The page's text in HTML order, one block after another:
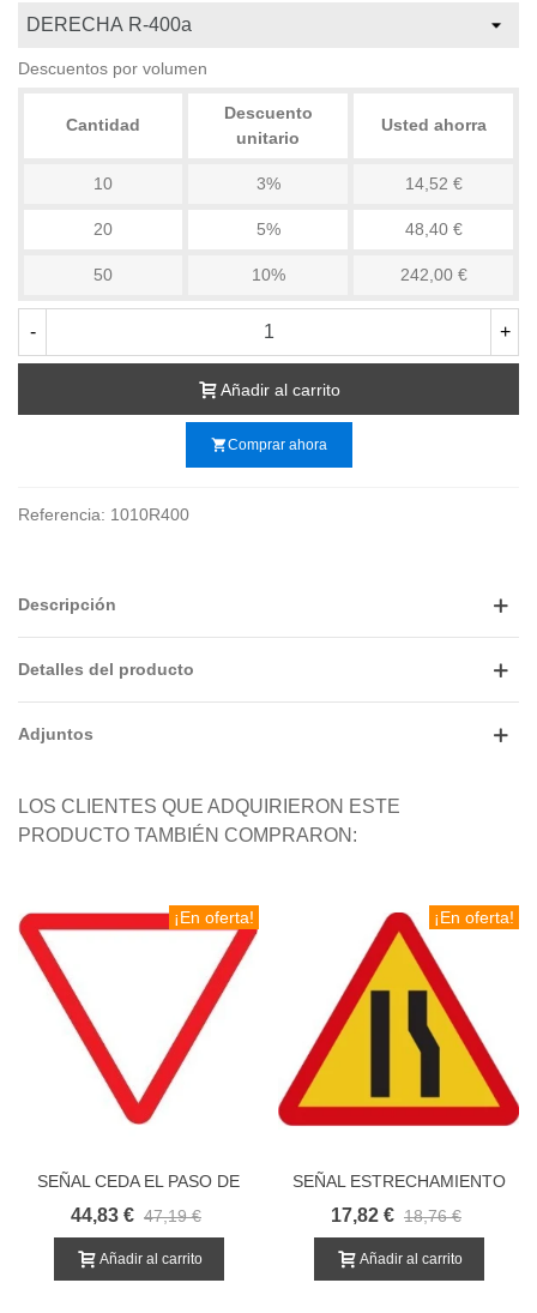
Descuentos por volumen
Cantidad
Descuento
unitario
Usted ahorra
10 3% 14,52 €
20 5% 48,40 €
50 10% 242,00 €
- +
Añadir al carrito
shopping_cartComprar ahora
Referencia: 1010R400
Descripción
Detalles del producto
Adjuntos
LOS CLIENTES QUE ADQUIRIERON ESTE
PRODUCTO TAMBIÉN COMPRARON:
¡En oferta!
SEÑAL CEDA EL PASO DE
TRÁFICO
44,83 € 47,19 €
Añadir al carrito
¡En oferta!
SEÑAL ESTRECHAMIENTO
DERECHA POR OBRAS
17,82 € 18,76 €
Añadir al carrito